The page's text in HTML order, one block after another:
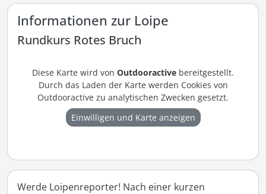
Informationen zur Loipe
Rundkurs Rotes Bruch
Diese Karte wird von Outdooractive bereitgestellt.
Durch das Laden der Karte werden Cookies von
Outdooractive zu analytischen Zwecken gesetzt.
Einwilligen und Karte anzeigen
Werde Loipenreporter! Nach einer kurzen